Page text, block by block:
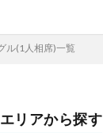
ル(1人相席)一覧
エリアから探す